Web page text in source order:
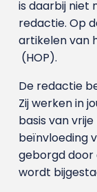
is daarbij niet
redactie. Op
artikelen van
(HOP).
De redactie
Zij werken in
basis van
beïnvloeding
geborgd door
wordt